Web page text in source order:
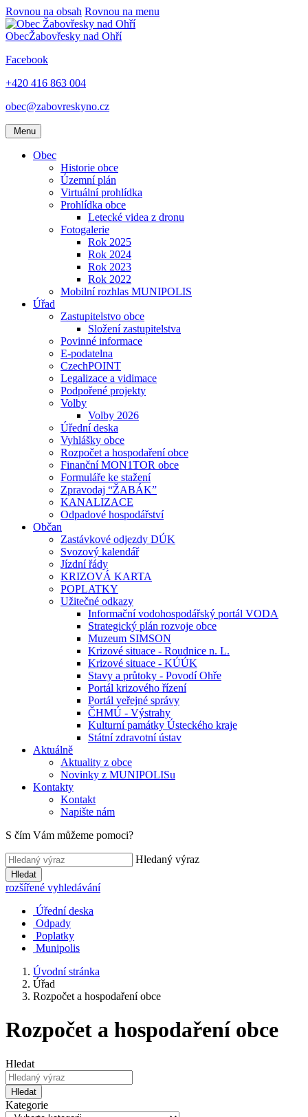
Rovnou na obsah Rovnou na menu
ObecŽabovřesky nad Ohří
Facebook
+420 416 863 004
obec@zabovreskyno.cz
Menu
Obec
Historie obce
Územní plán
Virtuální prohlídka
Prohlídka obce
Letecké videa z dronu
Fotogalerie
Rok 2025
Rok 2024
Rok 2023
Rok 2022
Mobilní rozhlas MUNIPOLIS
Úřad
Zastupitelstvo obce
Složení zastupitelstva
Povinné informace
E-podatelna
CzechPOINT
Legalizace a vidimace
Podpořené projekty
Volby
Volby 2026
Úřední deska
Vyhlášky obce
Rozpočet a hospodaření obce
Finanční MON1TOR obce
Formuláře ke stažení
Zpravodaj “ŽABÁK”
KANALIZACE
Odpadové hospodářství
Občan
Zastávkové odjezdy DÚK
Svozový kalendář
Jízdní řády
KRIZOVÁ KARTA
POPLATKY
Užitečné odkazy
Informační vodohospodářský portál VODA
Strategický plán rozvoje obce
Muzeum SIMSON
Krizové situace - Roudnice n. L.
Krizové situace - KÚÚK
Stavy a průtoky - Povodí Ohře
Portál krizového řízení
Portál veřejné správy
ČHMÚ - Výstrahy
Kulturní památky Ústeckého kraje
Státní zdravotní ústav
Aktuálně
Aktuality z obce
Novinky z MUNIPOLISu
Kontakty
Kontakt
Napište nám
S čím Vám můžeme pomoci?
Hledaný výraz
Hledat
rozšířené vyhledávání
Úřední deska
Odpady
Poplatky
Munipolis
Úvodní stránka
Úřad
Rozpočet a hospodaření obce
Rozpočet a hospodaření obce
Hledat
Hledat
Kategorie